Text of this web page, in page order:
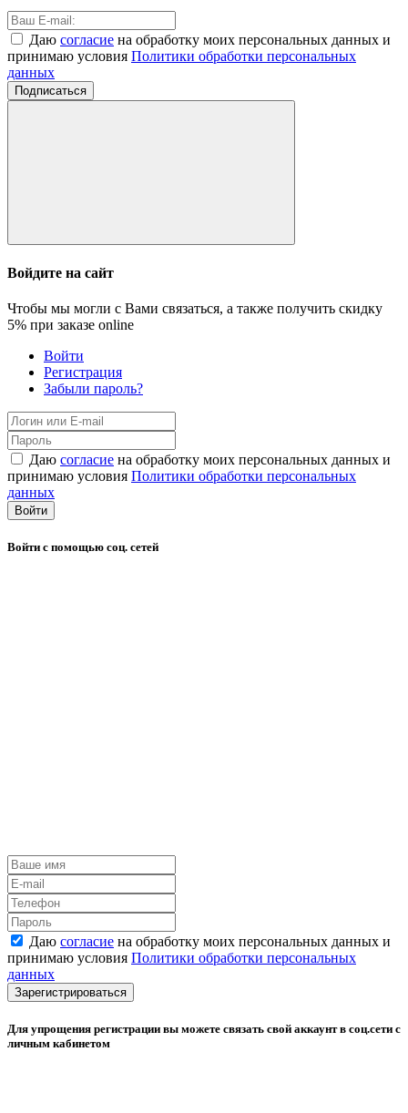
Даю согласие на обработку моих персональных данных и
принимаю условия Политики обработки персональных
данных
Подписаться
Войдите на сайт
Чтобы мы могли с Вами связаться, а также получить скидку
5% при заказе online
Войти
Регистрация
Забыли пароль?
Даю согласие на обработку моих персональных данных и
принимаю условия Политики обработки персональных
данных
Войти
Войти с помощью соц. сетей
Даю согласие на обработку моих персональных данных и
принимаю условия Политики обработки персональных
данных
Зарегистрироваться
Для упрощения регистрации вы можете связать свой аккаунт в соц.сети с
личным кабинетом